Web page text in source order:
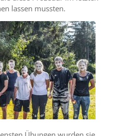
lassen mussten.